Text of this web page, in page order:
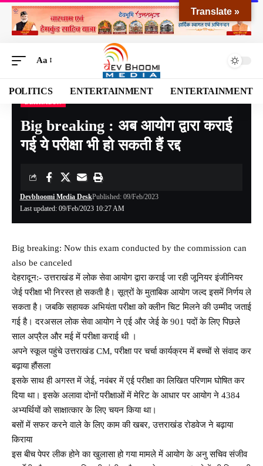
Aa
POLITICS ENTERTAINMENT ENTERTAINMENT
Devbhoomi Media >Blog NATIONAL> UTTARAKHAND>DEHRADUN
Big breaking : अब आयोग द्वारा कराई
गई ये परीक्षा भी हो सकती हैं रद्द
Last updated: 09/Feb/2023 10:27 AM
Devbhoomi Media DeskPublished: 09/Feb/2023
Big breaking: Now this exam conducted by the commission can
also be canceled
देहरादून:- उत्तराखंड में लोक सेवा आयोग द्वारा कराई जा रही जूनियर इंजीनियर
जेई परीक्षा भी निरस्त हो सकती है। सूत्रों के मुताबिक आयोग जल्द इसमें निर्णय ले
सकता है। जबकि सहायक अभियंता परीक्षा को क्लीन चिट मिलने की उम्मीद जताई
गई है। दरअसल लोक सेवा आयोग ने एई और जेई के 901 पदों के लिए पिछले
साल अप्रैल और मई में परीक्षा कराई थी ।
अपने स्कूल पहुंचे उत्तराखंड CM, परीक्षा पर चर्चा कार्यक्रम में बच्चों से संवाद कर
बढ़ाया हौंसला
इसके साथ ही अगस्त में जेई, नवंबर में एई परीक्षा का लिखित परिणाम घोषित कर
दिया था। इसके अलावा दोनों परीक्षाओं में मेरिट के आधार पर आयोग ने 4384
अभ्यर्थियों को साक्षात्कार के लिए चयन किया था।
बसों में सफर करने वाले के लिए काम की खबर, उत्तराखंड रोडवेज ने बढ़ाया
किराया
इस बीच पेपर लीक होने का खुलासा हो गया मामले में आयोग के अनु सचिव संजीव
Translate »